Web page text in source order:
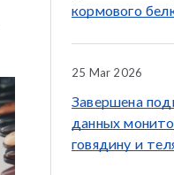
кормового
25 Mar 2026
Завершена
данных
говядину и